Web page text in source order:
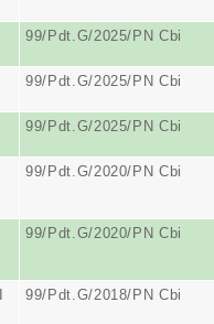
99/Pdt.G/2025/PN Cbi
99/Pdt.G/2025/PN Cbi
99/Pdt.G/2025/PN Cbi
99/Pdt.G/2020/PN Cbi
99/Pdt.G/2020/PN Cbi
99/Pdt.G/2018/PN Cbi